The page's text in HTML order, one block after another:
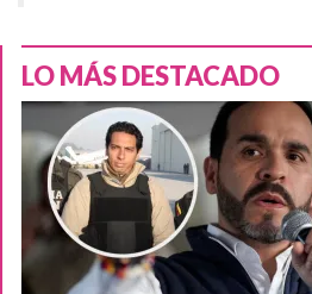
LO MÁS DESTACADO